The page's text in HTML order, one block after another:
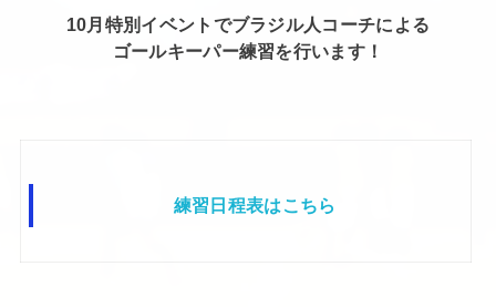
10月特別イベントでブラジル人コーチによる
ゴールキーパー練習を行います！
練習日程表はこちら